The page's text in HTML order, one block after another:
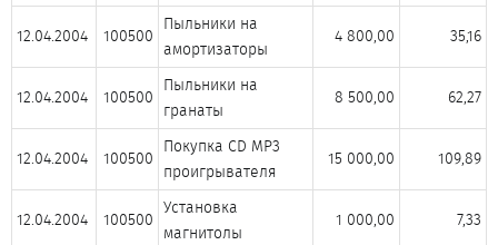
12.04.2004​ 100500​
Пыльники на
амортизаторы​
4 800,00​ 35,16​
12.04.2004​ 100500​
Пыльники на
гранаты​
8 500,00​ 62,27​
12.04.2004​ 100500​
Покупка CD MP3
проигрывателя​
15 000,00​ 109,89​
12.04.2004​ 100500​
Установка
магнитолы​
1 000,00​ 7,33​